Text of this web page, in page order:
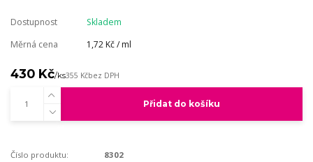
Dostupnost
Skladem
Měrná cena
1,72 Kč / ml
430 Kč/ks355 Kčbez DPH
Přidat do košíku
Číslo produktu:
8302